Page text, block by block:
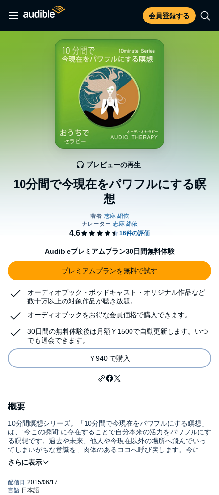
会員登録する
10分間で今現在をパワフルにする瞑
想
プレビューの再生
Audibleプレミアムプラン30日間無料体験
プレミアムプランを無料で試す
オーディオブック・ポッドキャスト・オリジナル作品など
数十万以上の対象作品が聴き放題。
オーディオブックをお得な会員価格で購入できます。
30日間の無料体験後は月額￥1500で自動更新します。いつ
でも退会できます。
￥940 で購入
概要
10分間瞑想シリーズ。「10分間で今現在をパワフルにする瞑想」
は、”今この瞬間”に存在することで自分本来の活力をパワフルにす
る瞑想です。過去や未来、他人や今現在以外の場所へ飛んでいっ
てしまいがちな意識を、肉体のあるココへ呼び戻します。今に集
中することで、望む現実やチャンスをを引き寄せるサイキック瞑
想です。(C)2009 株式会社志麻ヒプノ・ソリューション(C)2010